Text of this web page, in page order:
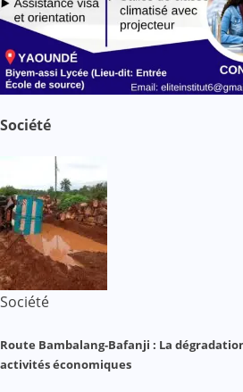
Société
Société
Route Bambalang-Bafanji : La
activités économiques